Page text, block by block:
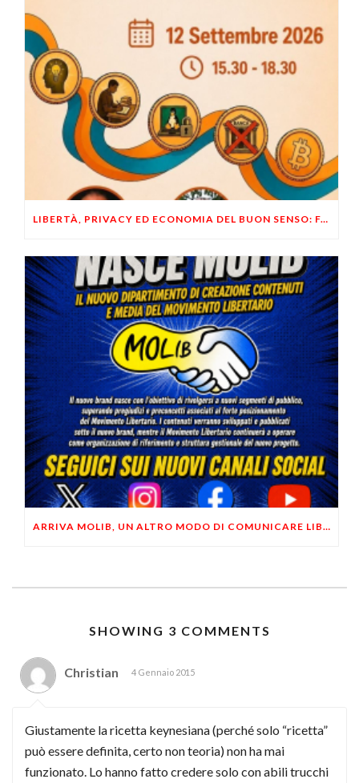
LIBERTÀ, PRIVACY ED ECONOMIA DEL BUON SENSO: FACCO E MUSUMECI A CASALECCHIO DI RENO (BO)
ARRIVA MOLIB, UN ALTRO MODO DI COMUNICARE LIBERTARIO
SHOWING 3 COMMENTS
Christian 4 Gennaio 2015
Giustamente la ricetta keynesiana (perché solo “ricetta”
può essere definita, certo non teoria) non ha mai
funzionato. Lo hanno fatto credere solo con abili trucchi